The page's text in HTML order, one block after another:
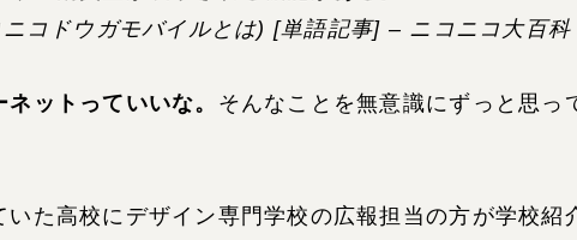
コドウガモバイルとは) [単語記事] – ニコニコ大百科
ットっていいな。 そんなことを無意識にずっと思っ
た高校にデザイン専門学校の広報担当の方が学校紹